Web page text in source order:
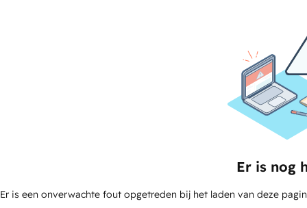
Er is nog
Er is een onverwachte fout opgetreden bij het laden van deze